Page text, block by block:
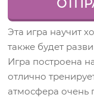
Эта игра научит
также будет
Игра построена
отлично
атмосфера очень